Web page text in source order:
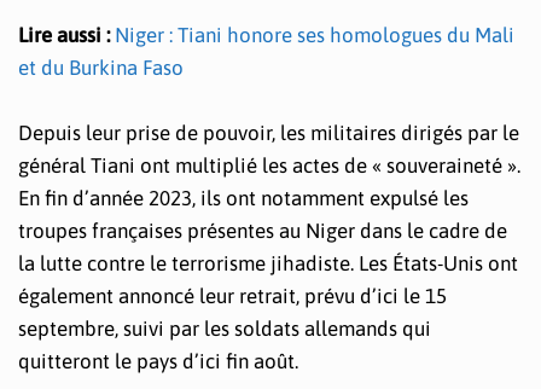
Lire aussi : Niger : Tiani honore ses homologues du Mali
et du Burkina Faso
Depuis leur prise de pouvoir, les militaires dirigés par le
général Tiani ont multiplié les actes de « souveraineté ».
En fin d’année 2023, ils ont notamment expulsé les
troupes françaises présentes au Niger dans le cadre de
la lutte contre le terrorisme jihadiste. Les États-Unis ont
également annoncé leur retrait, prévu d’ici le 15
septembre, suivi par les soldats allemands qui
quitteront le pays d’ici fin août.